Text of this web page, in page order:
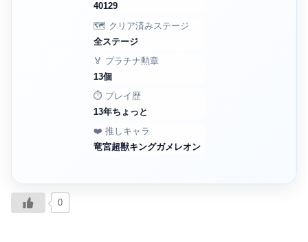
40129
🗺️ クリア済みステージ
全ステージ
🏅 プラチナ勲章
13個
⏱️ プレイ歴
13年ちょっと
❤️ 推しキャラ
竜宮超獣キングガメレオン
0